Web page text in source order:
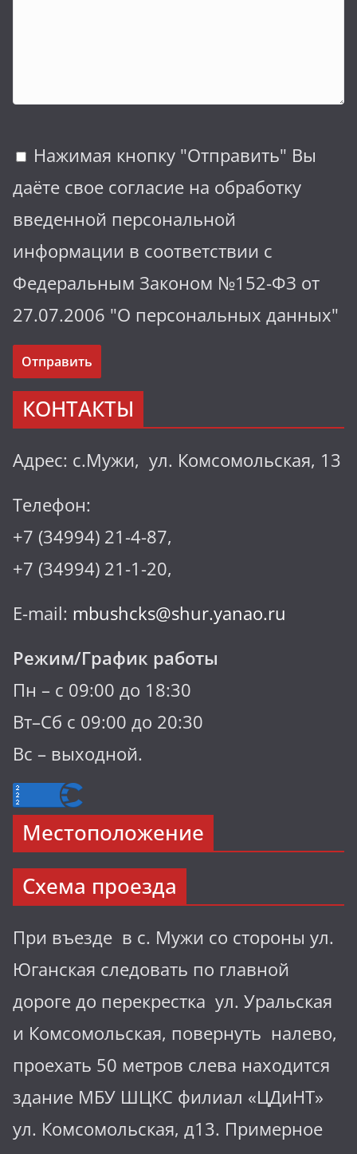
Нажимая кнопку "Отправить" Вы
даёте свое согласие на обработку
введенной персональной
информации в соответствии с
Федеральным Законом №152-ФЗ от
27.07.2006 "О персональных данных"
КОНТАКТЫ
Адрес: с.Мужи, ул. Комсомольская, 13
Телефон:
+7 (34994) 21-4-87,
+7 (34994) 21-1-20,
E-mail: mbushcks@shur.yanao.ru
Режим/График работы
Пн – с 09:00 до 18:30
Вт–Сб с 09:00 до 20:30
Вс – выходной.
Местоположение
Схема проезда
При въезде в с. Мужи со стороны ул.
Юганская следовать по главной
дороге до перекрестка ул. Уральская
и Комсомольская, повернуть налево,
проехать 50 метров слева находится
здание МБУ ШЦКС филиал «ЦДиНТ»
ул. Комсомольская, д13. Примерное